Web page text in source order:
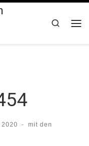
Search
2020 -
mit den